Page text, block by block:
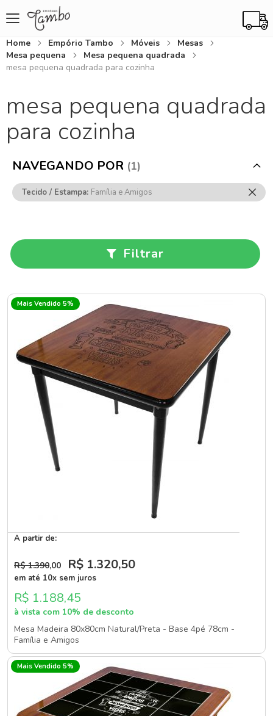
Home Empório Tambo Móveis
Mesas
Mesa pequena
Mesa pequena quadrada
mesa pequena quadrada para cozinha
mesa pequena quadrada
para cozinha
Filtrar
Mais Vendido 5%
A partir de:
R$ 1.390,00 R$ 1.320,50
em até 10x sem juros
R$ 1.188,45
à vista com 10% de desconto
Mesa Madeira 80x80cm Natural/Preta - Base 4pé 78cm -
Família e Amigos
Mais Vendido 5%
NAVEGANDO POR
Tecido / Estampa Família e Amigos
Esse